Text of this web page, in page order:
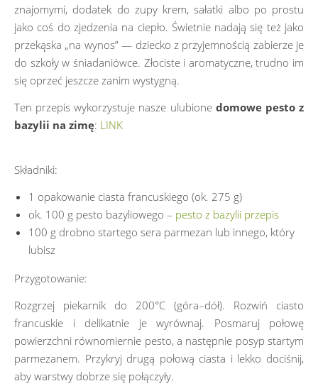
znajomymi, dodatek do zupy krem, sałatki albo po prostu
jako coś do zjedzenia na ciepło. Świetnie nadają się też jako
przekąska „na wynos” — dziecko z przyjemnością zabierze je
do szkoły w śniadaniówce. Złociste i aromatyczne, trudno im
się oprzeć jeszcze zanim wystygną.
Ten przepis wykorzystuje nasze ulubione domowe pesto z
bazylii na zimę: LINK
Składniki:
1 opakowanie ciasta francuskiego (ok. 275 g)
ok. 100 g pesto bazyliowego – pesto z bazylii przepis
100 g drobno startego sera parmezan lub innego, który
lubisz
Przygotowanie:
Rozgrzej piekarnik do 200°C (góra–dół). Rozwiń ciasto
francuskie i delikatnie je wyrównaj. Posmaruj połowę
powierzchni równomiernie pesto, a następnie posyp startym
parmezanem. Przykryj drugą połową ciasta i lekko dociśnij,
aby warstwy dobrze się połączyły.